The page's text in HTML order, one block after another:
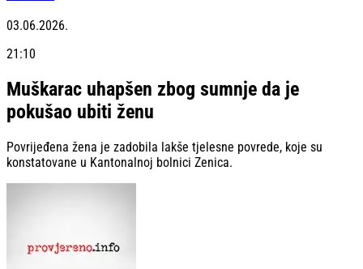
03.06.2026.
21:10
Muškarac uhapšen zbog sumnje da je
pokušao ubiti ženu
Povrijeđena žena je zadobila lakše tjelesne povrede, koje su
konstatovane u Kantonalnoj bolnici Zenica.